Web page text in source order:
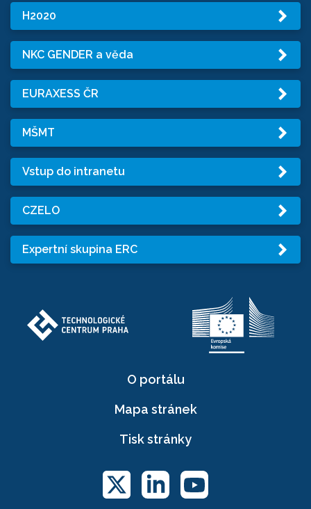
H2020
NKC GENDER a věda
EURAXESS ČR
MŠMT
Vstup do intranetu
CZELO
Expertní skupina ERC
O portálu
Mapa stránek
Tisk stránky